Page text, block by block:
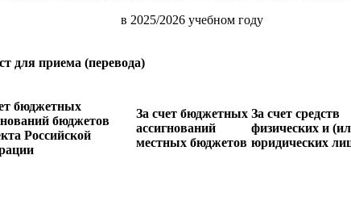
в 2025/2026 учебном году
для приема (перевода)
бюджетных
бюджетов
Российской
За счет бюджетных
ассигнований
местных бюджетов
За счет средств
физических и
юридических